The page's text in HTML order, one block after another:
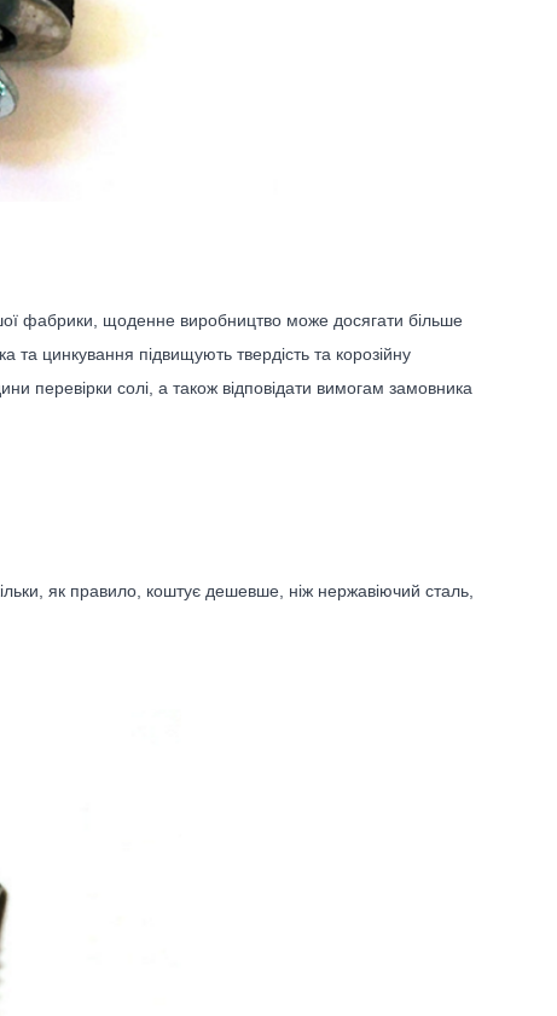
щоденне виробництво може досягати більше
та цинкування підвищують твердість та корозійну
перевірки солі, а також відповідати вимогам замовника
як правило, коштує дешевше, ніж нержавіючий сталь,